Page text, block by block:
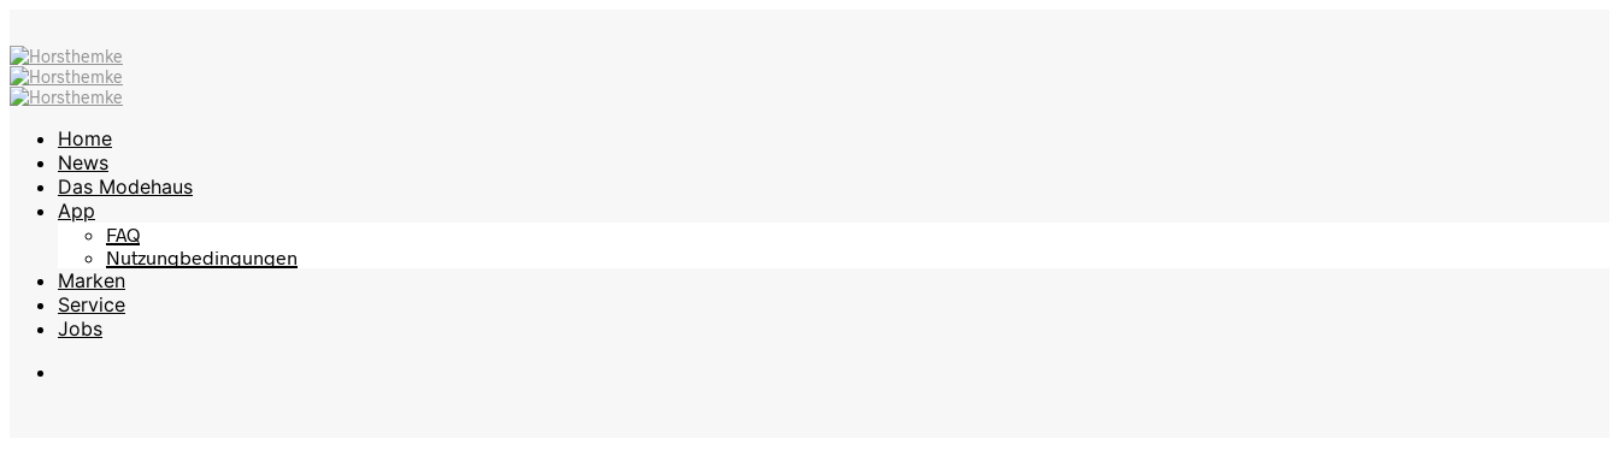
Home
News
Das Modehaus
App
FAQ
Nutzungbedingungen
Marken
Service
Jobs